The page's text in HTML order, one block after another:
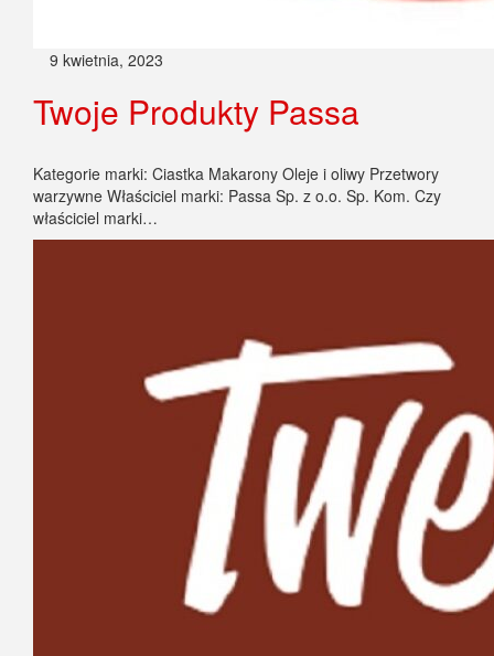
9 kwietnia, 2023
Twoje Produkty Passa
Kategorie marki: Ciastka Makarony Oleje i oliwy Przetwory
warzywne Właściciel marki: Passa Sp. z o.o. Sp. Kom. Czy
właściciel marki…